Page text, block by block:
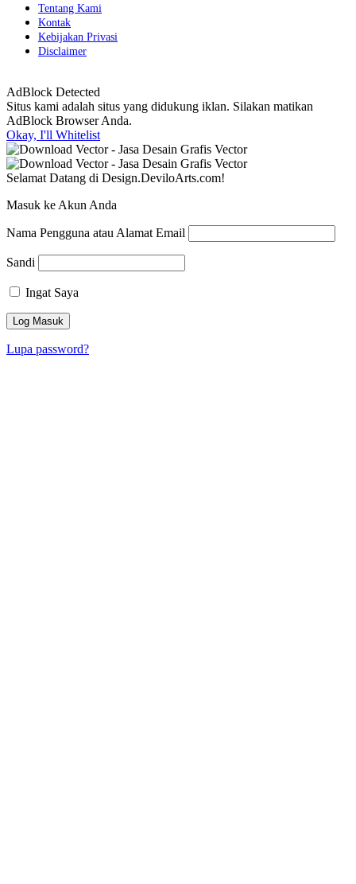
Tentang Kami
Kontak
Kebijakan Privasi
Disclaimer
AdBlock Detected
Situs kami adalah situs yang didukung iklan. Silakan matikan
AdBlock Browser Anda.
Okay, I'll Whitelist
Selamat Datang di Design.DeviloArts.com!
Masuk ke Akun Anda
Nama Pengguna atau Alamat Email
Sandi
Ingat Saya
Lupa password?